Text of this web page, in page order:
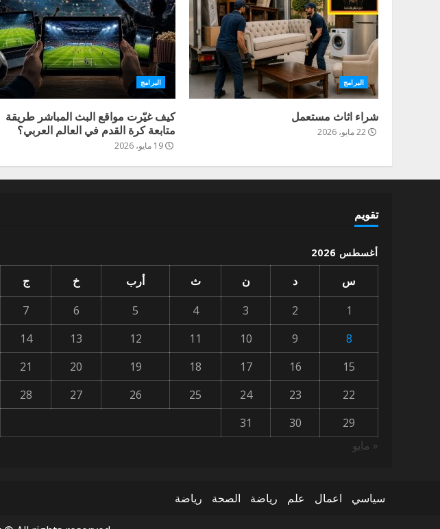
البرامج
شراء اثاث مستعمل
البرامج
كيف غيّرت مواقع البث المباشر طريقة
متابعة كرة القدم في العالم العربي؟
تقويم
أغسطس 2026
س د ن ث أرب خ
ج
1
2
3
4
5
6
7
8
9
10
11
12
13
14
15
16
17
18
19
20
21
22
23
24
25
26
27
28
29
30
31
« مايو
سياسي اعمال علم رياضة الصحة رياضة